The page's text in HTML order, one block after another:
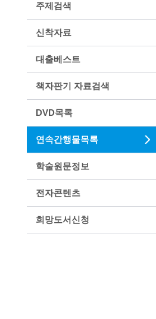
주제검색
신착자료
대출베스트
책자판기 자료검색
DVD목록
연속간행물목록
학술원문정보
전자콘텐츠
희망도서신청